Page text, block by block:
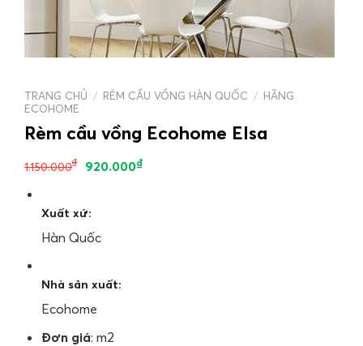
TRANG CHỦ / RÈM CẦU VỒNG HÀN QUỐC / HÃNG
ECOHOME
Rèm cầu vồng Ecohome Elsa
1.150.000₫ 920.000₫
Xuất xứ:
Hàn Quốc
Nhà sản xuất:
Ecohome
Đơn giá: m2